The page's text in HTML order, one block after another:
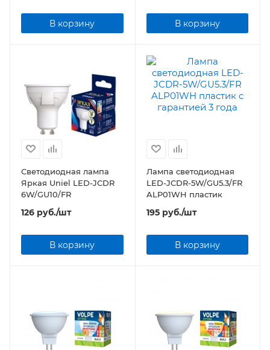
В корзину В корзину
Светодиодная лампа
Яркая Uniel LED-JCDR
6W/GU10/FR
126 руб./шт
В корзину
Лампа светодиодная
LED-JCDR-5W/GU5.3/FR
ALP01WH пластик
195руб./шт
В корзину